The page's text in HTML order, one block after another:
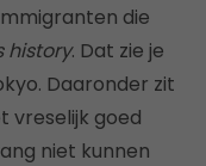
die
history. Dat zie je
Daaronder zit
vreselijk goed
niet kunnen